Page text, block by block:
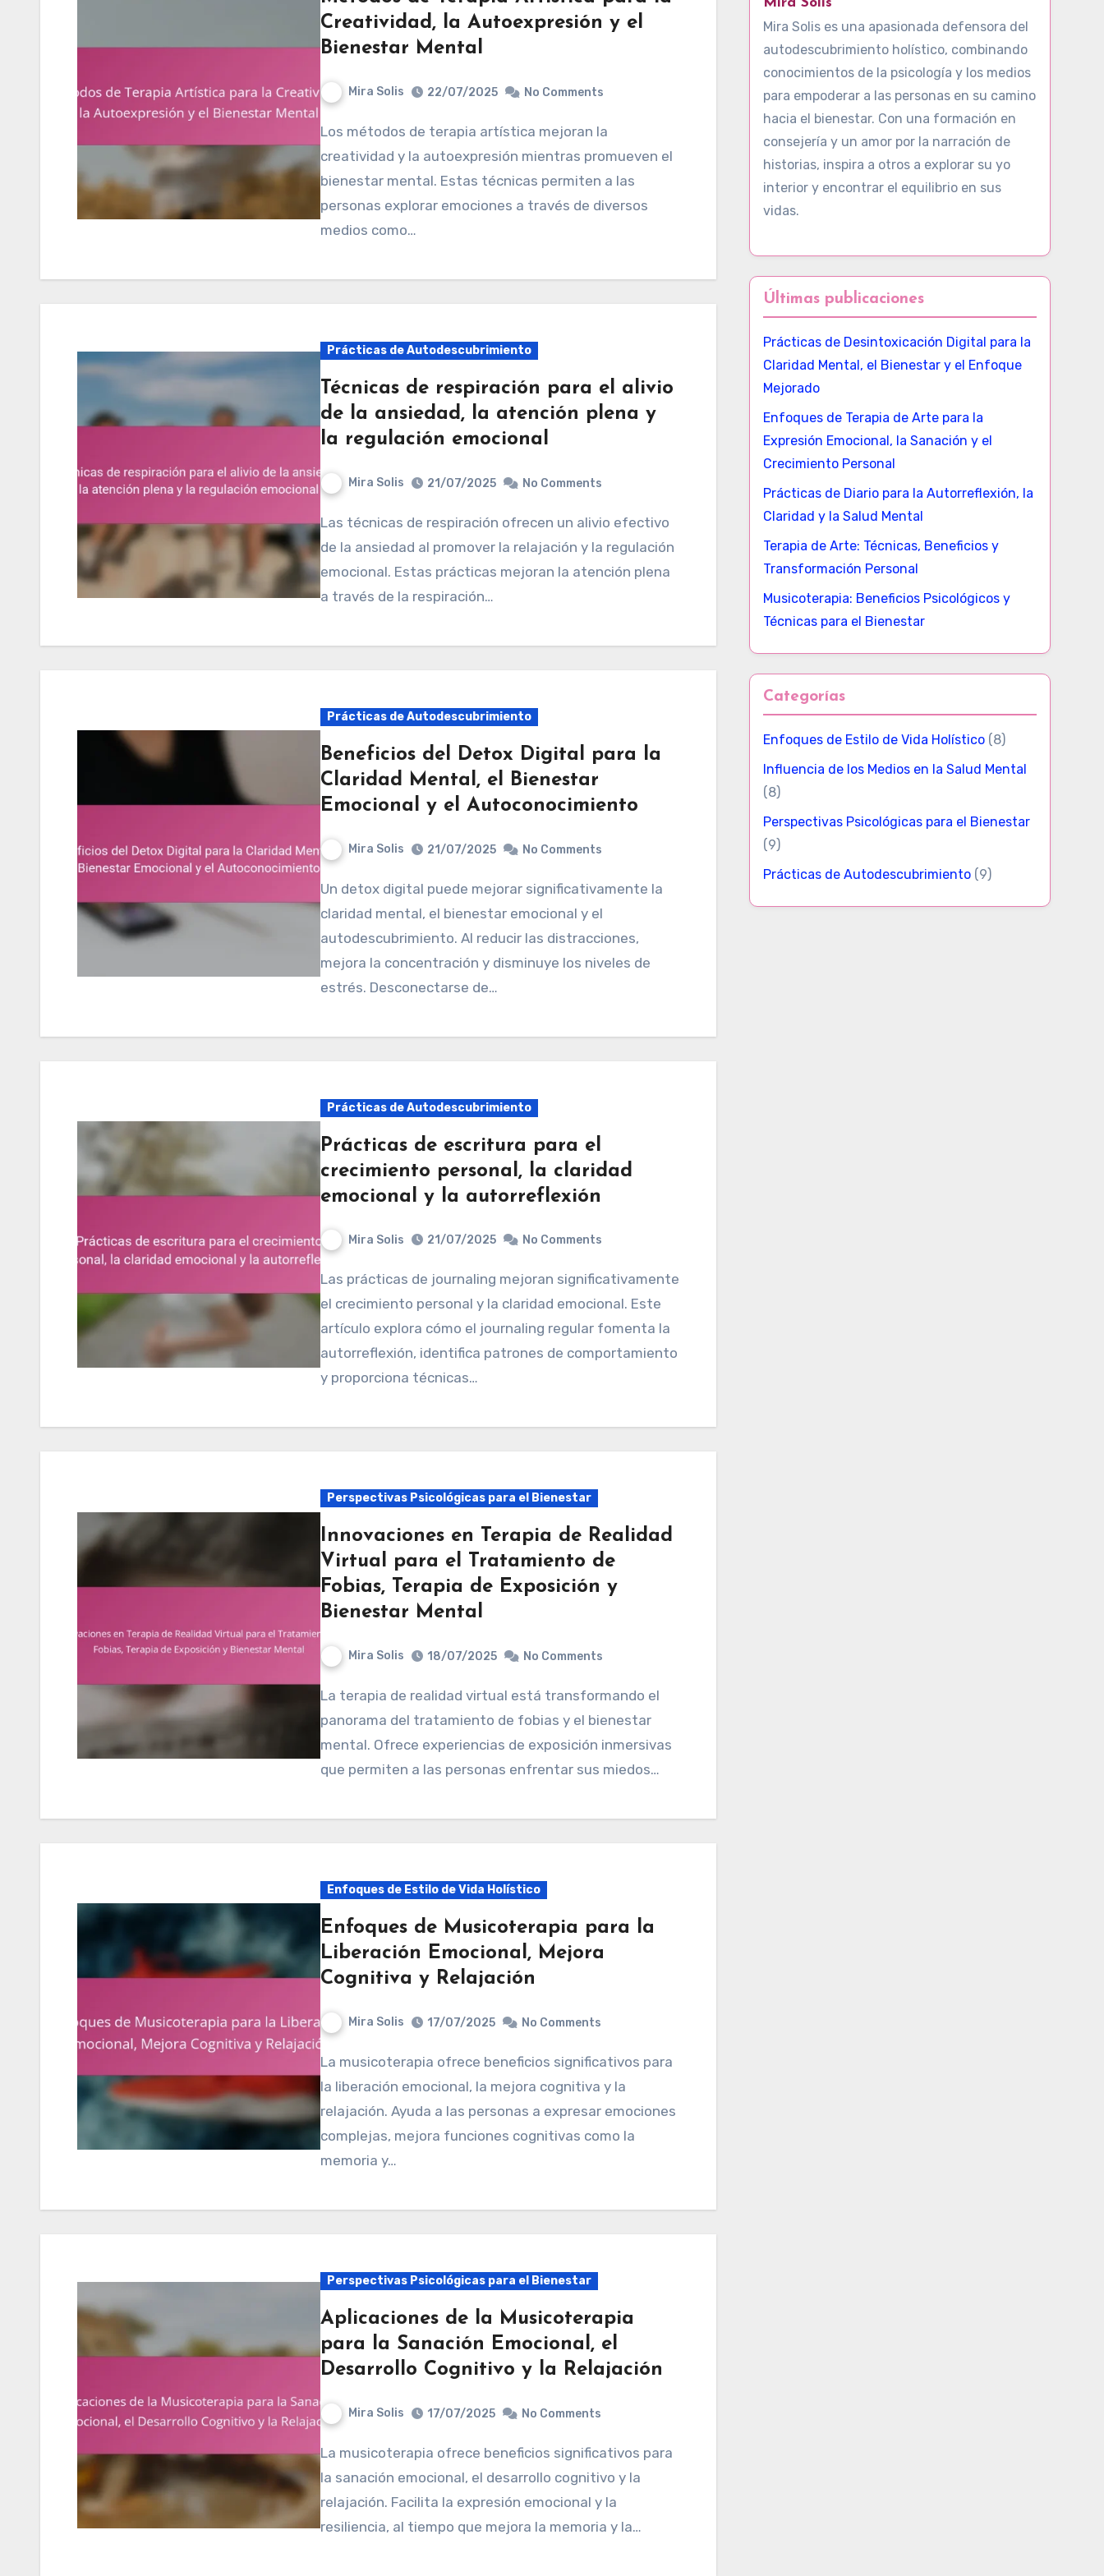
Creatividad, la Autoexpresión y el
Bienestar Mental
Mira Solis 22/07/2025 No Comments
Los métodos de terapia artística mejoran la
creatividad y la autoexpresión mientras promueven el
bienestar mental. Estas técnicas permiten a las
personas explorar emociones a través de diversos
medios como…
Prácticas de Autodescubrimiento
Técnicas de respiración para el alivio
de la ansiedad, la atención plena y
la regulación emocional
Mira Solis 21/07/2025 No Comments
Las técnicas de respiración ofrecen un alivio efectivo
de la ansiedad al promover la relajación y la regulación
emocional. Estas prácticas mejoran la atención plena
a través de la respiración…
Prácticas de Autodescubrimiento
Beneficios del Detox Digital para la
Claridad Mental, el Bienestar
Emocional y el Autoconocimiento
Mira Solis 21/07/2025 No Comments
Un detox digital puede mejorar significativamente la
claridad mental, el bienestar emocional y el
autodescubrimiento. Al reducir las distracciones,
mejora la concentración y disminuye los niveles de
estrés. Desconectarse de…
Prácticas de Autodescubrimiento
Prácticas de escritura para el
crecimiento personal, la claridad
emocional y la autorreflexión
Mira Solis 21/07/2025 No Comments
Las prácticas de journaling mejoran significativamente
el crecimiento personal y la claridad emocional. Este
artículo explora cómo el journaling regular fomenta la
autorreflexión, identifica patrones de comportamiento
y proporciona técnicas…
Perspectivas Psicológicas para el Bienestar
Innovaciones en Terapia de Realidad
Virtual para el Tratamiento de
Fobias, Terapia de Exposición y
Bienestar Mental
Mira Solis 18/07/2025 No Comments
La terapia de realidad virtual está transformando el
panorama del tratamiento de fobias y el bienestar
mental. Ofrece experiencias de exposición inmersivas
que permiten a las personas enfrentar sus miedos…
Enfoques de Estilo de Vida Holístico
Enfoques de Musicoterapia para la
Liberación Emocional, Mejora
Cognitiva y Relajación
Mira Solis 17/07/2025 No Comments
La musicoterapia ofrece beneficios significativos para
la liberación emocional, la mejora cognitiva y la
relajación. Ayuda a las personas a expresar emociones
complejas, mejora funciones cognitivas como la
memoria y…
Perspectivas Psicológicas para el Bienestar
Aplicaciones de la Musicoterapia
para la Sanación Emocional, el
Desarrollo Cognitivo y la Relajación
Mira Solis 17/07/2025 No Comments
La musicoterapia ofrece beneficios significativos para
la sanación emocional, el desarrollo cognitivo y la
relajación. Facilita la expresión emocional y la
resiliencia, al tiempo que mejora la memoria y la…
Mira Solis
Mira Solis es una apasionada defensora del
autodescubrimiento holístico, combinando
conocimientos de la psicología y los medios
para empoderar a las personas en su camino
hacia el bienestar. Con una formación en
consejería y un amor por la narración de
historias, inspira a otros a explorar su yo
interior y encontrar el equilibrio en sus
vidas.
Últimas publicaciones
Prácticas de Desintoxicación Digital para la
Claridad Mental, el Bienestar y el Enfoque
Mejorado
Enfoques de Terapia de Arte para la
Expresión Emocional, la Sanación y el
Crecimiento Personal
Prácticas de Diario para la Autorreflexión, la
Claridad y la Salud Mental
Terapia de Arte: Técnicas, Beneficios y
Transformación Personal
Musicoterapia: Beneficios Psicológicos y
Técnicas para el Bienestar
Categorías
Enfoques de Estilo de Vida Holístico(8)
Influencia de los Medios en la Salud Mental
(8)
Perspectivas Psicológicas para el Bienestar
(9)
Prácticas de Autodescubrimiento(9)